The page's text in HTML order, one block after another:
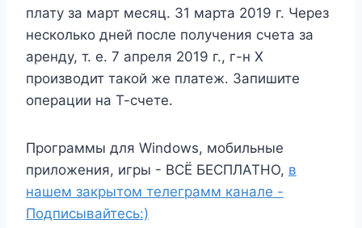
плату за март месяц. 31 марта 2019 г. Через
несколько дней после получения счета за
аренду, т. е. 7 апреля 2019 г., г-н X
производит такой же платеж. Запишите
операции на Т-счете.
Программы для Windows, мобильные
приложения, игры - ВСЁ БЕСПЛАТНО, в
нашем закрытом телеграмм канале -
Подписывайтесь:)